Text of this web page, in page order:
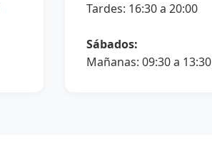
Tardes: 16:30 a 20:00
Sábados:
Mañanas: 09:30 a 13:30